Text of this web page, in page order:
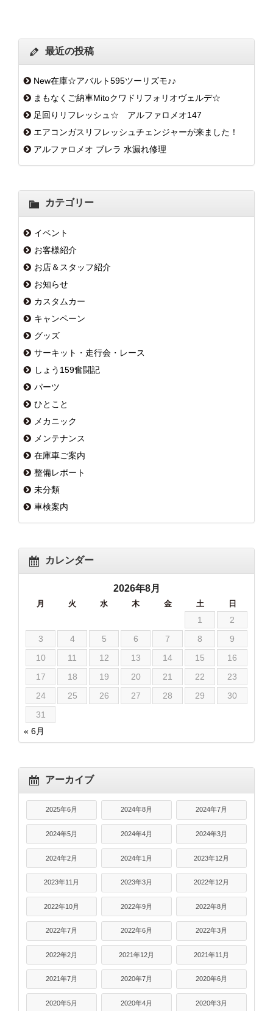
最近の投稿
New在庫☆アバルト595ツーリズモ♪♪
まもなくご納車Mitoクワドリフォリオヴェルデ☆
足回りリフレッシュ☆ アルファロメオ147
エアコンガスリフレッシュチェンジャーが来ました！
アルファロメオ ブレラ 水漏れ修理
カテゴリー
イベント
お客様紹介
お店＆スタッフ紹介
お知らせ
カスタムカー
キャンペーン
グッズ
サーキット・走行会・レース
しょう159奮闘記
パーツ
ひとこと
メカニック
メンテナンス
在庫車ご案内
整備レポート
未分類
車検案内
カレンダー
2026年8月
月 火 水 木 金 土 日
1
2
3
4 5 6 7 8
9
10
11 12 13 14 15
16
17
18 19 20 21 22
23
24
25 26 27 28 29
30
31
« 6月
アーカイブ
2025年6月 2024年8月 2024年7月
2024年5月 2024年4月 2024年3月
2024年2月 2024年1月 2023年12月
2023年11月 2023年3月 2022年12月
2022年10月 2022年9月 2022年8月
2022年7月 2022年6月 2022年3月
2022年2月 2021年12月 2021年11月
2021年7月 2020年7月 2020年6月
2020年5月 2020年4月 2020年3月